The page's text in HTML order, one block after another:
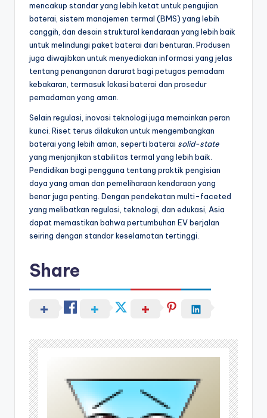
mencakup standar yang lebih ketat untuk pengujian
baterai, sistem manajemen termal (BMS) yang lebih
canggih, dan desain struktural kendaraan yang lebih baik
untuk melindungi paket baterai dari benturan. Produsen
juga diwajibkan untuk menyediakan informasi yang jelas
tentang penanganan darurat bagi petugas pemadam
kebakaran, termasuk lokasi baterai dan prosedur
pemadaman yang aman.
Selain regulasi, inovasi teknologi juga memainkan peran
kunci. Riset terus dilakukan untuk mengembangkan
baterai yang lebih aman, seperti baterai solid-state
yang menjanjikan stabilitas termal yang lebih baik.
Pendidikan bagi pengguna tentang praktik pengisian
daya yang aman dan pemeliharaan kendaraan yang
benar juga penting. Dengan pendekatan multi-faceted
yang melibatkan regulasi, teknologi, dan edukasi, Asia
dapat memastikan bahwa pertumbuhan EV berjalan
seiring dengan standar keselamatan tertinggi.
Share